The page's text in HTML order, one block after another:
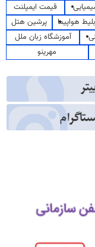
قیمت ایمپلنت
بلیط هواپیما
پرشین هتل
آموزشگاه زبان ملل
مهرینو